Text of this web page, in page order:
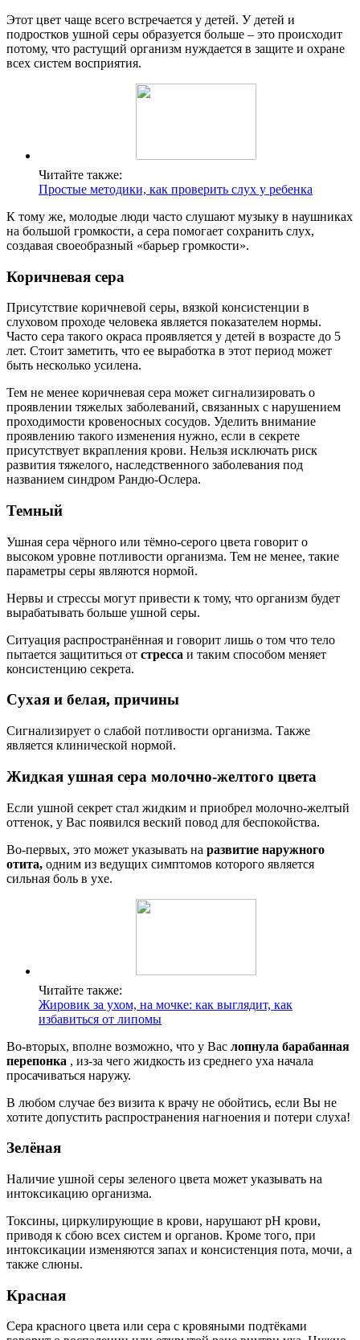
Этот цвет чаще всего встречается у детей. У детей и
подростков ушной серы образуется больше – это происходит
потому, что растущий организм нуждается в защите и охране
всех систем восприятия.
Читайте также:
Простые методики, как проверить слух у ребенка
К тому же, молодые люди часто слушают музыку в наушниках
на большой громкости, а сера помогает сохранить слух,
создавая своеобразный «барьер громкости».
Коричневая сера
Присутствие коричневой серы, вязкой консистенции в
слуховом проходе человека является показателем нормы.
Часто сера такого окраса проявляется у детей в возрасте до 5
лет. Стоит заметить, что ее выработка в этот период может
быть несколько усилена.
Тем не менее коричневая сера может сигнализировать о
проявлении тяжелых заболеваний, связанных с нарушением
проходимости кровеносных сосудов. Уделить внимание
проявлению такого изменения нужно, если в секрете
присутствует вкрапления крови. Нельзя исключать риск
развития тяжелого, наследственного заболевания под
названием синдром Рандю-Ослера.
Темный
Ушная сера чёрного или тёмно-серого цвета говорит о
высоком уровне потливости организма. Тем не менее, такие
параметры серы являются нормой.
Нервы и стрессы могут привести к тому, что организм будет
вырабатывать больше ушной серы.
Ситуация распространённая и говорит лишь о том что тело
пытается защититься от стресса и таким способом меняет
консистенцию секрета.
Сухая и белая, причины
Сигнализирует о слабой потливости организма. Также
является клинической нормой.
Жидкая ушная сера молочно-желтого цвета
Если ушной секрет стал жидким и приобрел молочно-желтый
оттенок, у Вас появился веский повод для беспокойства.
Во-первых, это может указывать на развитие наружного
отита, одним из ведущих симптомов которого является
сильная боль в ухе.
Читайте также:
Жировик за ухом, на мочке: как выглядит, как
избавиться от липомы
Во-вторых, вполне возможно, что у Вас лопнула барабанная
перепонка , из-за чего жидкость из среднего уха начала
просачиваться наружу.
В любом случае без визита к врачу не обойтись, если Вы не
хотите допустить распространения нагноения и потери слуха!
Зелёная
Наличие ушной серы зеленого цвета может указывать на
интоксикацию организма.
Токсины, циркулирующие в крови, нарушают рН крови,
приводя к сбою всех систем и органов. Кроме того, при
интоксикации изменяются запах и консистенция пота, мочи, а
также слюны.
Красная
Сера красного цвета или сера с кровяными подтёками